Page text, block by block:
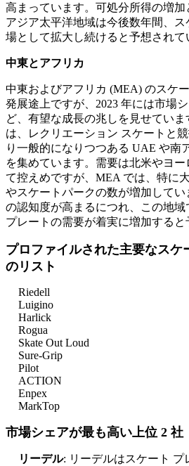
高まっています。可処分所得の増加
アジア太平洋地域は今後数年間、
場として拡大し続けると予想されて
中東とアフリカ
中東およびアフリカ (MEA) のスケ
発展途上ですが、2023 年には市場
ど、有望な成長の兆しを見せていま
は、レクリエーション スケートと
り一般的になりつつある UAE や南
を集めています。需要は北米やヨ
て控えめですが、MEA では、特に
やスケートパークの数が増加して
の認知度が高まるにつれ、この地域
プレートの需要が着実に増加すると
プロファイルされた主要なスケ
のリスト
Riedell
Luigino
Harlick
Rogua
Skate Out Loud
Sure-Grip
Pilot
ACTION
Enpex
MarkTop
市場シェアが最も高い上位 2 社
リーデル: リーデルはスケート